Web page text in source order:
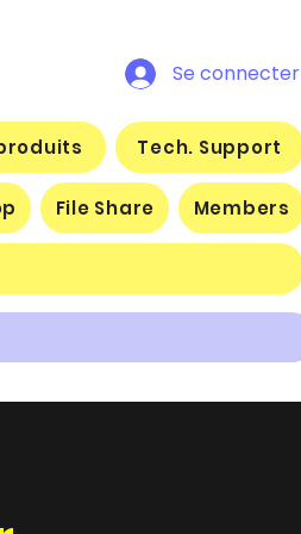
Se connecter
Tech. Support
File Share Members